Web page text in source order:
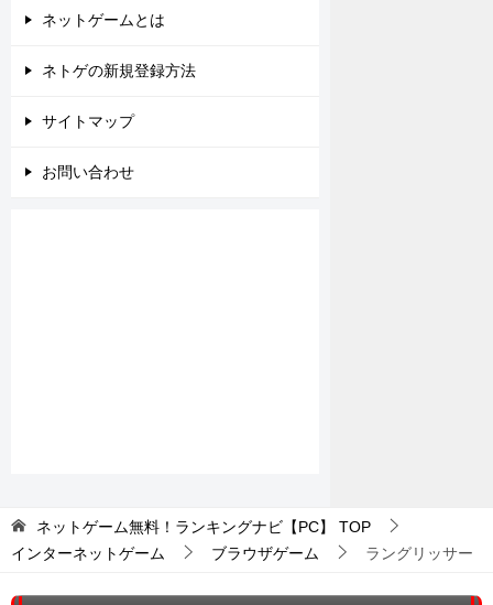
ネットゲームとは
ネトゲの新規登録方法
サイトマップ
お問い合わせ
ネットゲーム無料！ランキングナビ【PC】
TOP
インターネットゲーム
ブラウザゲーム ラングリッサー